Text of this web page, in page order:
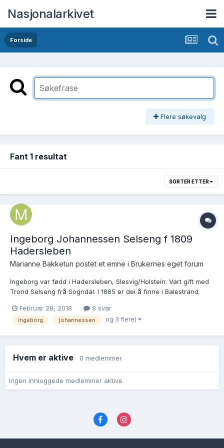
Nasjonalarkivet
Forside
Flere søkevalg
Fant 1 resultat
SORTER ETTER
Ingeborg Johannessen Selseng f 1809
Hadersleben
Marianne Bakketun postet et emne i Brukernes eget forum
Ingeborg var fødd i Hadersleben, Slesvig/Holstein. Vart gift med
Trond Selseng frå Sogndal. I 1865 er dei å finne i Balestrand.
dottera Ingeborg Jacobine Rich (?) og svigerson Martin Rick. Eg
prøver å hjelpe nokon å finne ut kvar og når In...
Februar 28, 2018 8 svar
ingeborg johannessen og 3 flere)
Hvem er aktive 0 medlemmer
Ingen innloggede medlemmer aktive